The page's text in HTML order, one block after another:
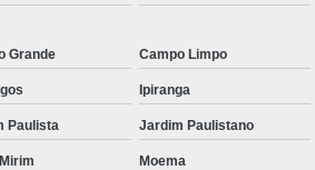
Grande Campo Limpo
Ipiranga
Paulista Jardim Paulistano
Moema